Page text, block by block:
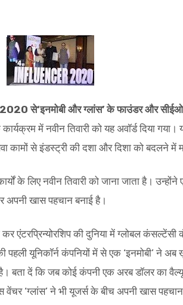
से‘इनमोबी और ग्लांस’ के फाउंडर और सीईओ
में नवीन तिवारी को यह अवॉर्ड दिया गया।
कामों से इंडस्ट्री की दशा और दिशा को बदलने में
के लिए नवीन तिवारी को जाना जाता है।
अपनी खास पहचान बनाई है।
एंटरप्रिन्योरशिप की दुनिया में ग्लोबल कंसल्टेंसी
यूनिकॉर्न कंपनियों में से एक ‘इनमोबी’ ने
बता दें कि जब कोई कंपनी एक अरब डॉलर का
‘ग्लांस’ ने भी यूजर्स के बीच अपनी खास पहचान